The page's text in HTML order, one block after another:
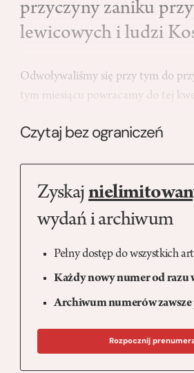
przyczyny zaniku
lewicowych i ludzi
Odwoływaliśmy się przy tym do
tym miesiącu powracamy do tej
Czytaj bez ograniczeń
Zyskaj
wydań i archiwum
Pełny dostęp do wszystkich
Każdy nowy numer od razu
Archiwum numerów zawsze
Rozpocznij